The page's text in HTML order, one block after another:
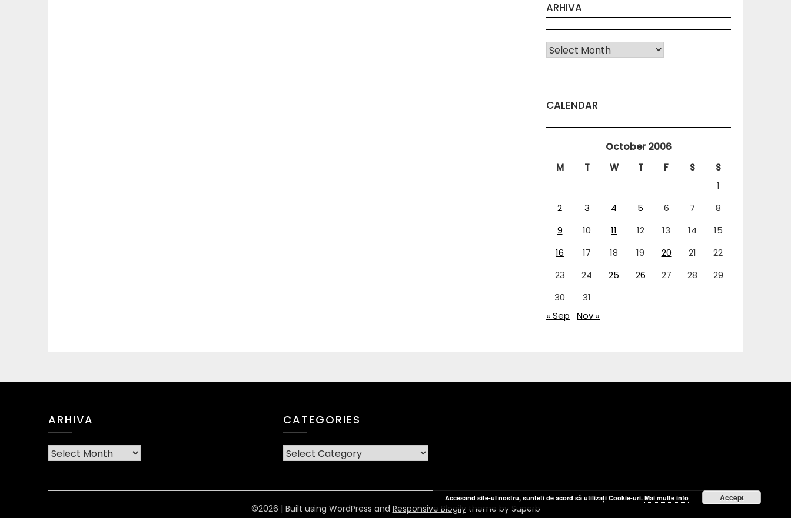
ARHIVA
Arhiva
CALENDAR
October 2006
M T W T F S
S
1
2
3 4 5 6 7
8
9
10 11 12 13 14
15
16
17 18 19 20 21
22
23
24 25 26 27 28
29
30
31
« Sep
Nov »
ARHIVA
Arhiva
CATEGORIES
CATEGORIES
©2026 | Built using WordPress and Responsive Blogily theme by Superb
Accesând site-ul nostru, sunteti de acord să utilizați Cookie-uri. Mai multe info Accept